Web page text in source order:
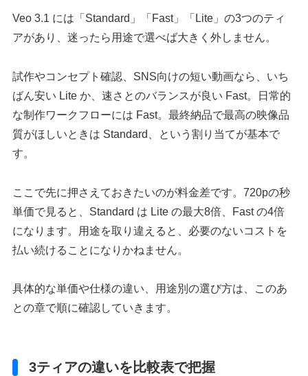
Veo 3.1 には「Standard」「Fast」「Lite」の3つのティ
アがあり、迷ったら用途で選べば大きく外しません。
試作やコンセプト確認、SNS向けの短い動画なら、いち
ばん安い Lite か、速さとのバランスが良い Fast。日常的
な制作ワークフローには Fast。最終納品で最高の映像品
質がほしいときは Standard、という割り当てが基本で
す。
ここで先に押さえておきたいのが料金差です。720pの秒
単価で見ると、Standard は Lite の最大8倍、Fast の4倍
になります。用途を取り違えると、必要のないコストを
払い続けることになりかねません。
具体的な単価や仕様の違い、用途別の選び方は、このあ
との章で順に確認していきます。
3ティアの違いを比較表で把握